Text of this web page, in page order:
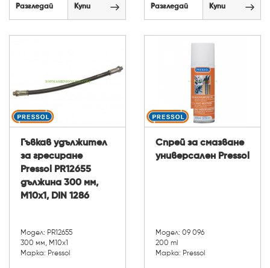
Разгледай Купи Разгледай Купи
Гъвкав удължител
за гресиране
Pressol PR12655
дължина 300 мм,
М10х1, DIN 1286
Модел: PR12655
300 мм, М10х1
Марка: Pressol
Спрей за смазване
универсален Pressol
Модел: 09 096
200 ml
Марка: Pressol